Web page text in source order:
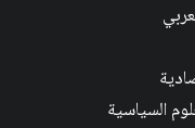
السياسية